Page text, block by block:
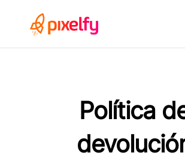
Política